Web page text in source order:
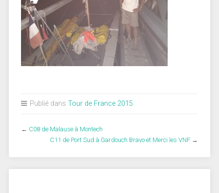
Publié dans Tour de France 2015
← C08 de Malause à Montech
C11 de Port Sud à Gardouch Bravo et Merci les VNF →